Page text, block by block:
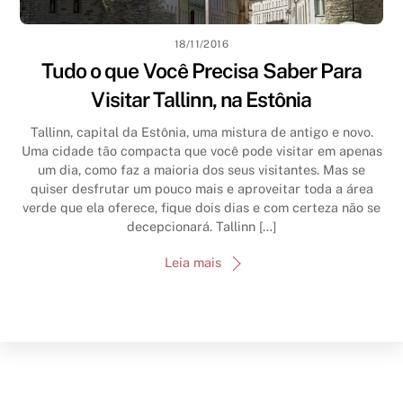
18/11/2016
Tudo o que Você Precisa Saber Para
Visitar Tallinn, na Estônia
Tallinn, capital da Estônia, uma mistura de antigo e novo.
Uma cidade tão compacta que você pode visitar em apenas
um dia, como faz a maioria dos seus visitantes. Mas se
quiser desfrutar um pouco mais e aproveitar toda a área
verde que ela oferece, fique dois dias e com certeza não se
decepcionará. Tallinn […]
Leia mais